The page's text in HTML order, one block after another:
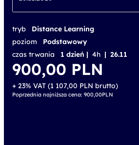
tryb
Distance Learning
poziom
Podstawowy
czas trwania
1 dzień | 4h | 26.11
900,00 PLN
+ 23% VAT (1 107,00 PLN brutto)
Poprzednia najniższa cena: 900,00PLN